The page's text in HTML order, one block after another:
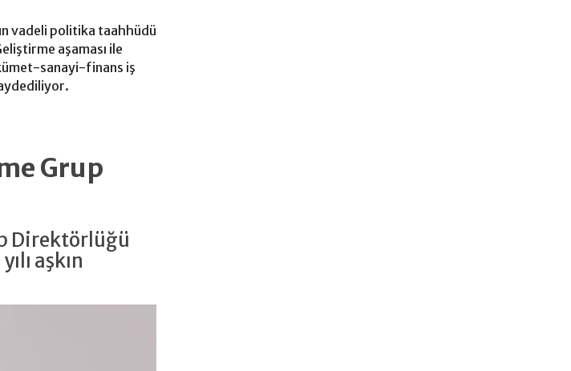
vadeli politika taahhüdü
aşaması ile
sanayi-finans iş
Grup
Direktörlüğü
aşkın